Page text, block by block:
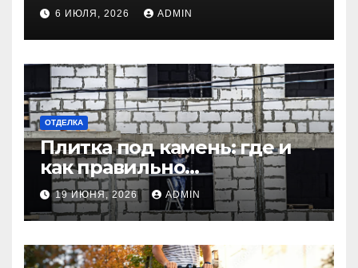
плёнку для
гидроизоляции крыши
дома
6 ИЮЛЯ, 2026 ADMIN
ОТДЕЛКА
Плитка под камень: где и
как правильно
использовать в интерьере
комнаты?
19 ИЮНЯ, 2026 ADMIN